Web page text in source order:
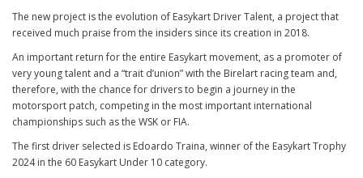
The new project is the evolution of Easykart Driver Talent, a project that
received much praise from the insiders since its creation in 2018.
An important return for the entire Easykart movement, as a promoter of
very young talent and a “trait d’union” with the Birelart racing team and,
therefore, with the chance for drivers to begin a journey in the
motorsport patch, competing in the most important international
championships such as the WSK or FIA.
The first driver selected is Edoardo Traina, winner of the Easykart Trophy
2024 in the 60 Easykart Under 10 category.